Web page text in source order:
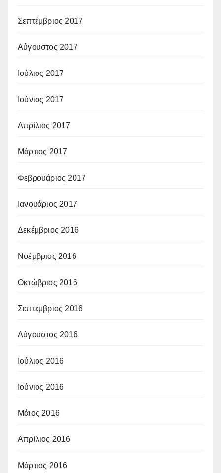
Σεπτέμβριος 2017
Αύγουστος 2017
Ιούλιος 2017
Ιούνιος 2017
Απρίλιος 2017
Μάρτιος 2017
Φεβρουάριος 2017
Ιανουάριος 2017
Δεκέμβριος 2016
Νοέμβριος 2016
Οκτώβριος 2016
Σεπτέμβριος 2016
Αύγουστος 2016
Ιούλιος 2016
Ιούνιος 2016
Μάιος 2016
Απρίλιος 2016
Μάρτιος 2016